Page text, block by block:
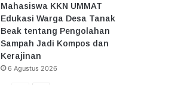
Mahasiswa KKN UMMAT
Edukasi Warga Desa Tanak
Beak tentang Pengolahan
Sampah Jadi Kompos dan
Kerajinan
6 Agustus 2026